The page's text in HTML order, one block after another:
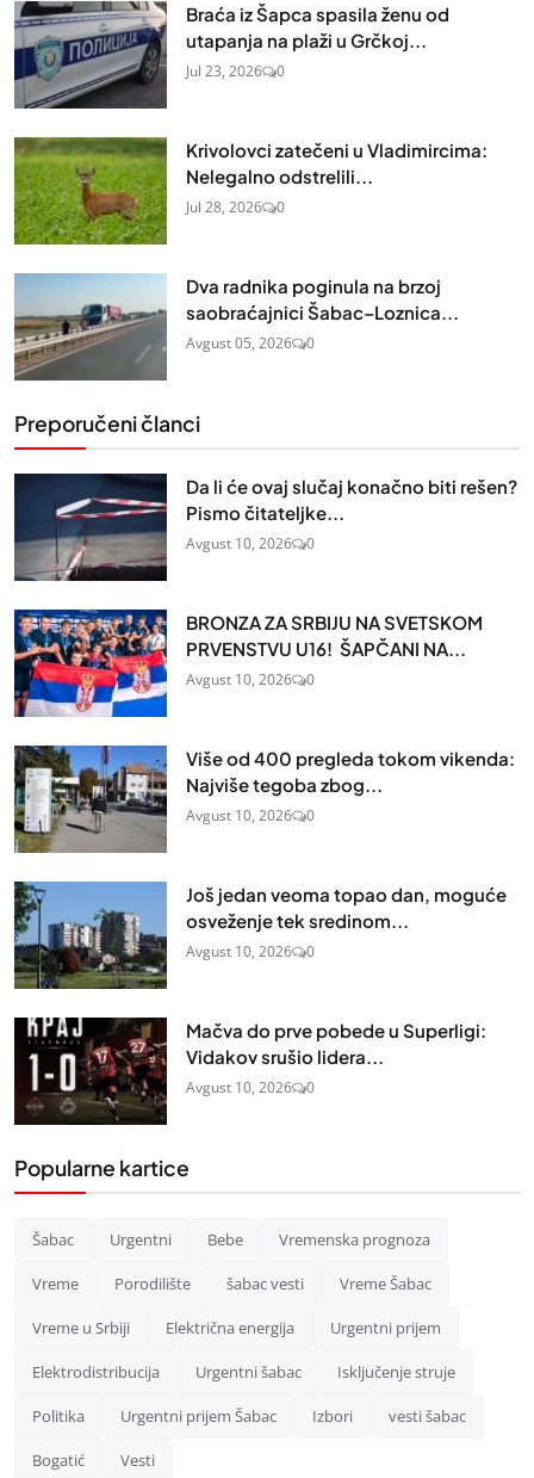
Braća iz Šapca spasila ženu od
utapanja na plaži u Grčkoj...
Jul 23, 2026 0
Krivolovci zatečeni u Vladimircima:
Nelegalno odstrelili...
Jul 28, 2026 0
Dva radnika poginula na brzoj
saobraćajnici Šabac–Loznica...
Avgust 05, 2026 0
Preporučeni članci
Da li će ovaj slučaj konačno biti rešen?
Pismo čitateljke...
Avgust 10, 2026 0
BRONZA ZA SRBIJU NA SVETSKOM
PRVENSTVU U16! ŠAPČANI NA...
Avgust 10, 2026 0
Više od 400 pregleda tokom vikenda:
Najviše tegoba zbog...
Avgust 10, 2026 0
Još jedan veoma topao dan, moguće
osveženje tek sredinom...
Avgust 10, 2026 0
Mačva do prve pobede u Superligi:
Vidakov srušio lidera...
Avgust 10, 2026 0
Popularne kartice
Šabac Urgentni Bebe Vremenska prognoza
Vreme Porodilište šabac vesti Vreme Šabac
Vreme u Srbiji Električna energija Urgentni prijem
Elektrodistribucija Urgentni šabac Isključenje struje
Politika Urgentni prijem Šabac Izbori vesti šabac
Bogatić Vesti